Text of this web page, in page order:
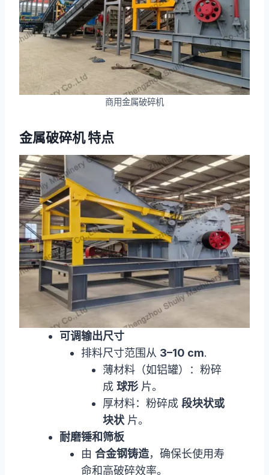
商用金属破碎机
金属破碎机特点
可调输出尺寸
排料尺寸范围从 3–10 cm.
薄材料（如铝罐）：粉碎
成 球形片。
厚材料：粉碎成 段块状或
块状片。
耐磨锤和筛板
由 合金钢铸造，确保长使用寿
命和高破碎效率。